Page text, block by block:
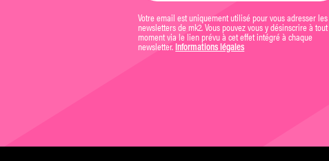
Votre email est uniquement utilisé pour vous adresser les
newsletters de mk2. Vous pouvez vous y désinscrire à tout
moment via le lien prévu à cet effet intégré à chaque
newsletter. Informations légales